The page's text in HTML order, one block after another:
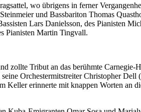
wo übrigens in ferner
und Bassbariton Thomas
Lars Danielsson, des Pianisten
Pianisten Martin Tingvall.
zollte Tribut an das berühmte
Orchestermitstreiter Christopher
erinnerte mit knappen Worten an